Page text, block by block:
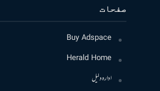
صفحات
Buy Adspace
Herald Home
ادارہ دلیل